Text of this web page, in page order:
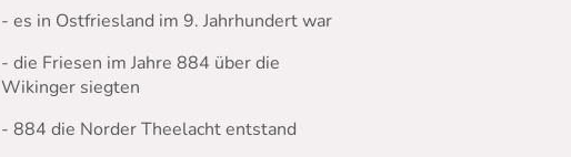
- es in Ostfriesland im 9. Jahrhundert war
- die Friesen im Jahre 884 über die
Wikinger siegten
- 884 die Norder Theelacht entstand